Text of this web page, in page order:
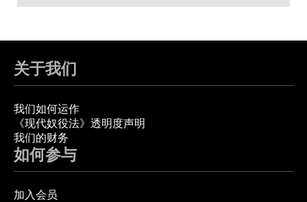
关于我们
我们如何运作
《现代奴役法》透明度声明
我们的财务
如何参与
加入会员